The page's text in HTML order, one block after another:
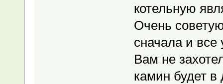
котельную
Очень
сначала и все
Вам не
камин будет в